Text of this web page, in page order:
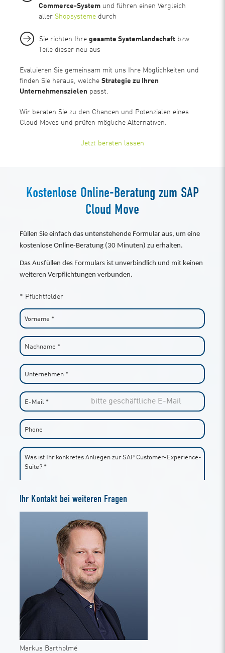
Commerce-System und führen einen Vergleich
aller Shopsysteme durch
Sie richten Ihregesamte Systemlandschaft bzw.
Teile dieser neu aus
Evaluieren Sie gemeinsam mit uns Ihre Möglichkeiten und
finden Sie heraus, welcheStrategie zu Ihren
Unternehmenszielen passt.
Wir beraten Sie zu den Chancen und Potenzialen eines
Cloud Moves und prüfen mögliche Alternativen.
Jetzt beraten lassen
Kostenlose Online-Beratung zum SAP
Cloud Move
Ihr Kontakt bei weiteren Fragen
Markus Bartholmé